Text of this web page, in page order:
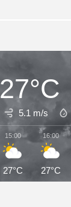
27°C
5.1 m/s
15:00
27°C
16:00
27°C